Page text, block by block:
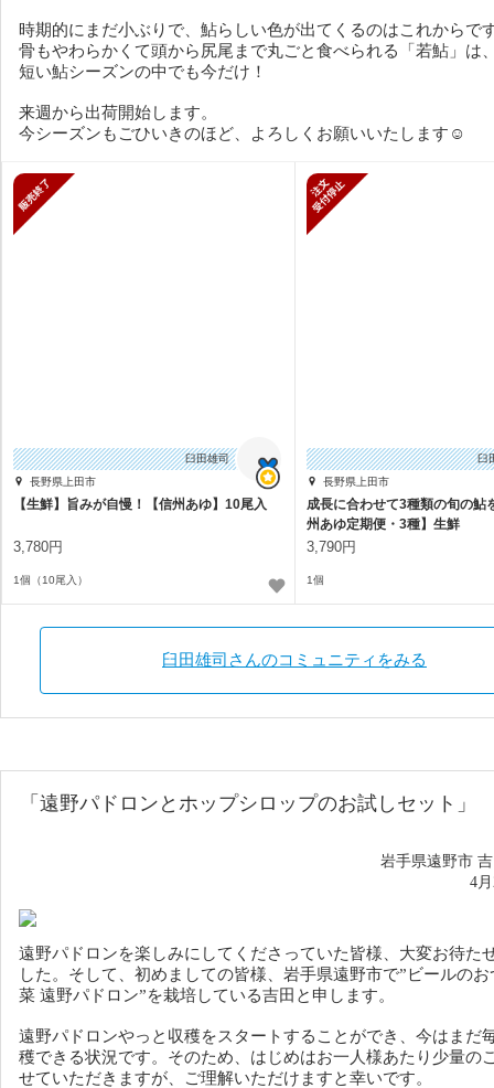
時期的にまだ小ぶりで、鮎らしい色が出てくるのはこれからで
骨もやわらかくて頭から尻尾まで丸ごと食べられる「若鮎」は
短い鮎シーズンの中でも今だけ！
来週から出荷開始します。
今シーズンもごひいきのほど、よろしくお願いいたします☺
臼田雄司
長野県上田市
【生鮮】旨みが自慢！【信州あゆ】10尾入
3,780円
1個（10尾入）
臼
長野県上田市
成長に合わせて3種類の旬の鮎
州あゆ定期便・3種】生鮮
3,790円
1個
臼田雄司さんのコミュニティをみる
「 遠野パドロンと ホップシロップのお試しセット」
岩手県遠野市
4
遠野パドロンを楽しみにしてくださっていた皆様、大変お待た
した。そして、初めましての皆様、岩手県遠野市で”ビールの
菜 遠野パドロン”を栽培している吉田と申します。
遠野パドロンやっと収穫をスタートすることができ、今はまだ
穫できる状況です。そのため、はじめはお一人様あたり少量の
せていただきますが、ご理解いただけますと幸いです。